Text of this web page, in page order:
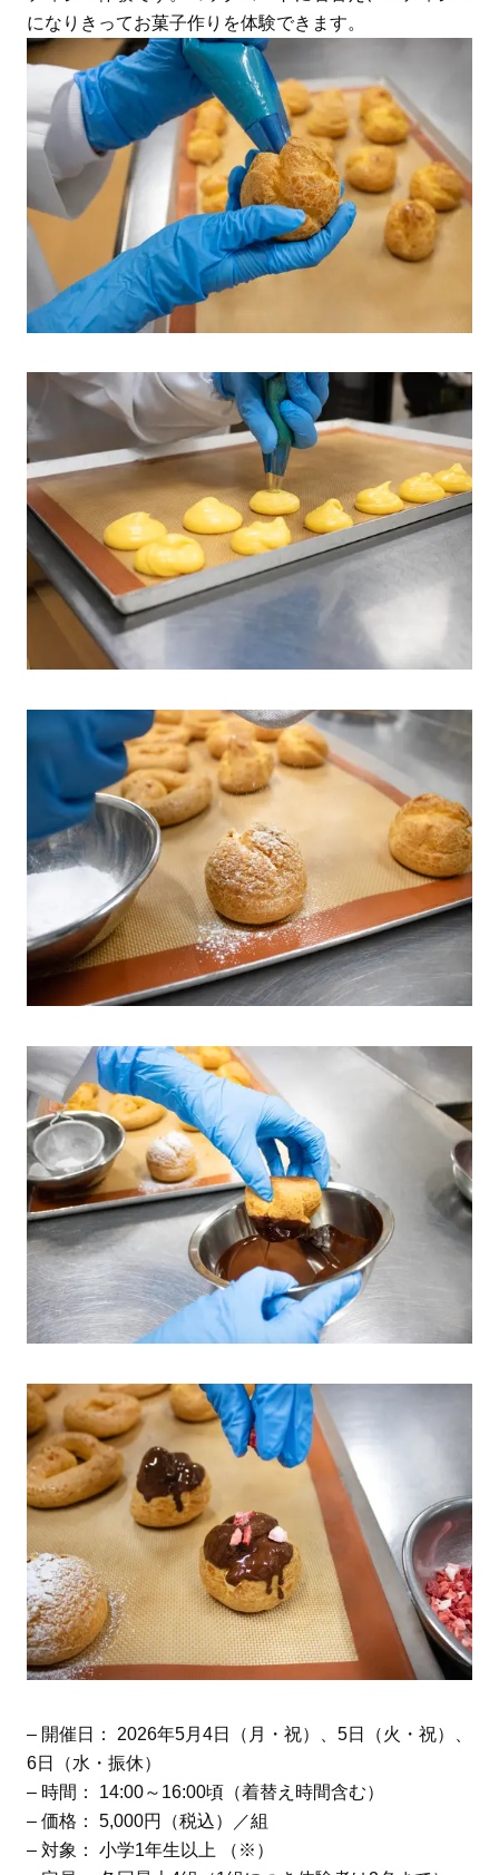
になりきってお菓子作りを体験できます。
– 開催日： 2026年5月4日（月・祝）、5日（火・祝）、
6日（水・振休）
– 時間： 14:00～16:00頃（着替え時間含む）
– 価格： 5,000円（税込）／組
– 対象： 小学1年生以上 （※）